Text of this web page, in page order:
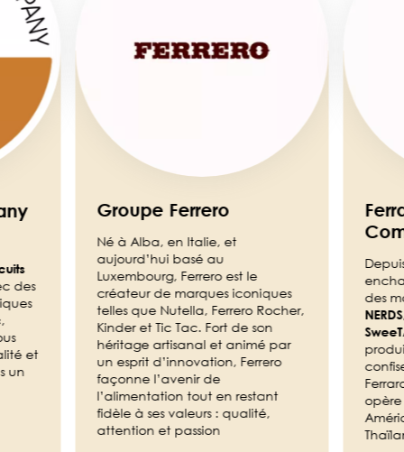
des
,
et
un
Groupe Ferrero
Né à Alba, en Italie, et
aujourd’hui basé au
Luxembourg, Ferrero est le
créateur de marques iconiques
telles que Nutella, Ferrero Rocher,
Kinder et Tic Tac. Fort de son
héritage artisanal et animé par
un esprit d’innovation, Ferrero
façonne l’avenir de
l’alimentation tout en restant
fidèle à ses valeurs : qualité,
attention et passion
des
NERDS
opère